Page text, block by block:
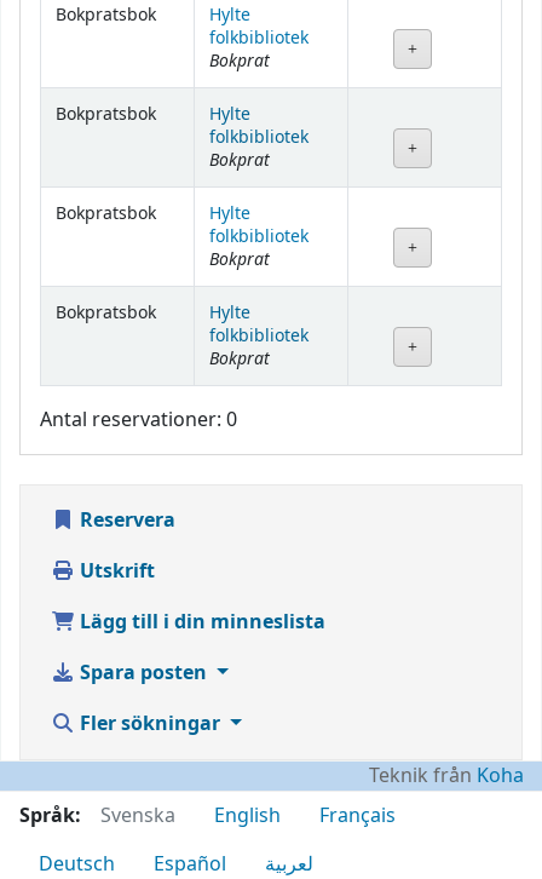
Bokpratsbok
Hylte
folkbibliotek
Bokprat
Bokpratsbok
Hylte
folkbibliotek
Bokprat
Bokpratsbok
Hylte
folkbibliotek
Bokprat
Bokpratsbok
Hylte
folkbibliotek
Bokprat
Antal reservationer: 0
Reservera
Utskrift
Lägg till i din minneslista
Spara posten
Fler sökningar
Teknik från Koha
Språk:
Svenska English
Français
Deutsch
Español لعربية